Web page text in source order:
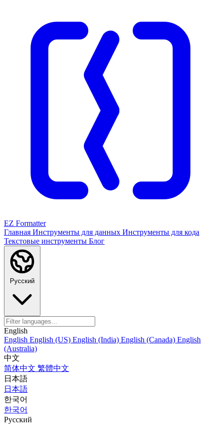
EZ Formatter
Главная Инструменты для данных Инструменты для кода
Текстовые инструменты Блог
Русский
English
English English (US) English (India) English (Canada) English
(Australia)
中文
简体中文 繁體中文
日本語
日本語
한국어
한국어
Русский